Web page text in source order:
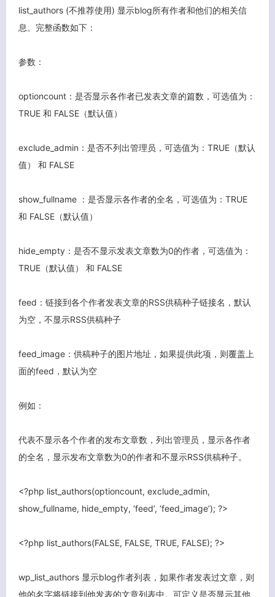
list_authors (不推荐使用) 显示blog所有作者和他们的相关信
息。完整函数如下：
参数：
optioncount：是否显示各作者已发表文章的篇数，可选值为：
TRUE 和 FALSE（默认值）
exclude_admin：是否不列出管理员，可选值为：TRUE（默认
值） 和 FALSE
show_fullname ：是否显示各作者的全名，可选值为：TRUE
和 FALSE（默认值）
hide_empty：是否不显示发表文章数为0的作者，可选值为：
TRUE（默认值） 和 FALSE
feed：链接到各个作者发表文章的RSS供稿种子链接名，默认
为空，不显示RSS供稿种子
feed_image：供稿种子的图片地址，如果提供此项，则覆盖上
面的feed，默认为空
例如：
代表不显示各个作者的发布文章数，列出管理员，显示各作者
的全名，显示发布文章数为0的作者和不显示RSS供稿种子。
<?php list_authors(optioncount, exclude_admin,
show_fullname, hide_empty, ‘feed’, ‘feed_image’); ?>
<?php list_authors(FALSE, FALSE, TRUE, FALSE); ?>
wp_list_authors 显示blog作者列表，如果作者发表过文章，则
他的名字将链接到他发表的文章列表中。可定义是否显示其他